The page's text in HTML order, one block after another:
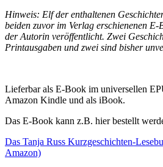
Hinweis: Elf der enthaltenen
beiden zuvor im Verlag erschienenen
der Autorin veröffentlicht. Zwei
Printausgaben und zwei sind bisher
Lieferbar als E-Book im universellen
Amazon Kindle und als iBook.
Das E-Book kann z.B. hier bestellt
Das Tanja Russ Kurzgeschichten-
Amazon)